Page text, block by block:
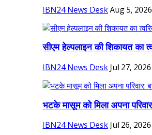
IBN24 News DeskAug 5, 2026
सीएम हेल्पलाइन की शिकायत का
IBN24 News Desk Jul 27, 2026
भटके मासूम को मिला अपना
IBN24 News Desk Jul 26, 2026